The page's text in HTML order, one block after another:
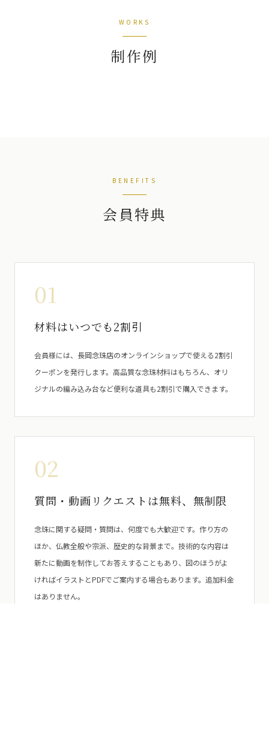
WORKS
制作例
BENEFITS
会員特典
01
材料はいつでも2割引
会員様には、長岡念珠店のオンラインショップで使える2割引
クーポンを発行します。高品質な念珠材料はもちろん、オリ
ジナルの編み込み台など便利な道具も2割引で購入できます。
02
質問・動画リクエストは無料、無制限
念珠に関する疑問・質問は、何度でも大歓迎です。作り方の
ほか、仏教全般や宗派、歴史的な背景まで。技術的な内容は
新たに動画を制作してお答えすることもあり、図のほうがよ
ければイラストとPDFでご案内する場合もあります。追加料金
はありません。